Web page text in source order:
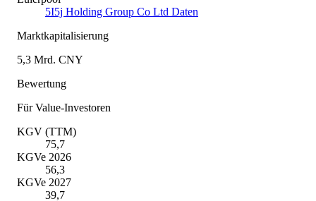
5I5j Holding Group Co Ltd Daten
Marktkapitalisierung
5,3 Mrd. CNY
Bewertung
Für Value-Investoren
KGV (TTM)
75,7
KGVe 2026
56,3
KGVe 2027
39,7